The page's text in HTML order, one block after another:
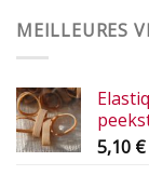
MEILLEURES
5,10 €